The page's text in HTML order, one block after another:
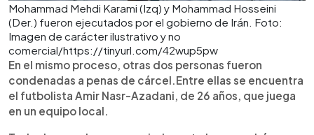
Mohammad Mehdi Karami (Izq) y Mohammad Hosseini
(Der.) fueron ejecutados por el gobierno de Irán. Foto:
Imagen de carácter ilustrativo y no
comercial/https://tinyurl.com/42wup5pw
En el mismo proceso, otras dos personas fueron
condenadas a penas de cárcel.Entre ellas se encuentra
el futbolista Amir Nasr-Azadani, de 26 años, que juega
en un equipo local.